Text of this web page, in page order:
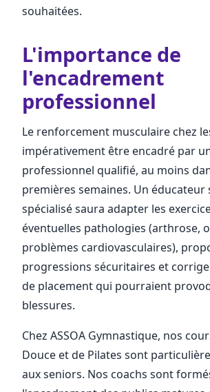
souhaitées.
L'importance de
l'encadrement
professionnel
Le renforcement musculaire chez
impérativement être encadré par
professionnel qualifié, au moins
premières semaines. Un
spécialisé saura adapter les
éventuelles pathologies (arthrose,
problèmes cardiovasculaires),
progressions sécuritaires et
de placement qui pourraient
blessures.
Chez ASSOA Gymnastique, nos
Douce et de Pilates sont
aux seniors. Nos coachs sont